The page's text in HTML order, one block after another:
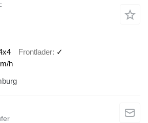
Frontlader ✓
h